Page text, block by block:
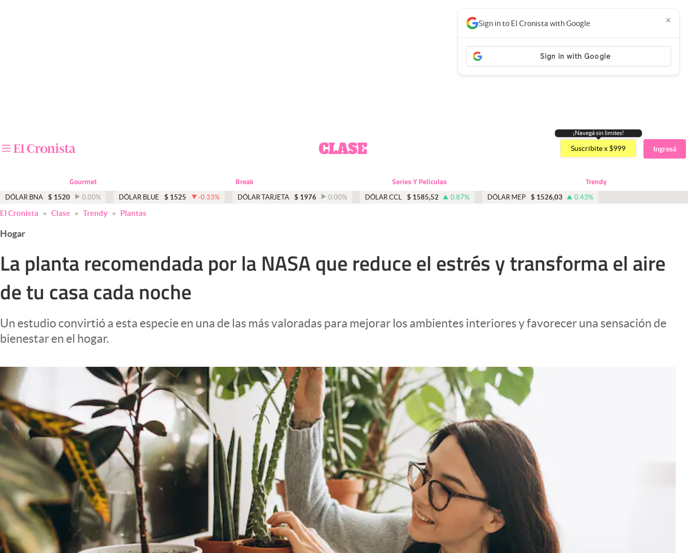
Otras secciones
Apertura
Infotechnology
Clima
Mundial 2026
abre en nueva pestaña
¡Navegá sin limites!
Suscribite x $999 Ingresá
Gourmet Break Series Y Peliculas Trendy
DÓLAR BNA $ 1520 0.00% DÓLAR BLUE $ 1525 -0.33% DÓLAR TARJETA $ 1976 0.00% DÓLAR CCL $ 1585,52 0.87% DÓLAR MEP $ 1526,03 0.43%
Sign in to El Cronista with Google ×
El Cronista Clase Trendy Plantas
Hogar
La planta recomendada por la NASA que reduce el estrés y transforma el aire
de tu casa cada noche
Un estudio convirtió a esta especie en una de las más valoradas para mejorar los ambientes interiores y favorecer una sensación de
bienestar en el hogar.